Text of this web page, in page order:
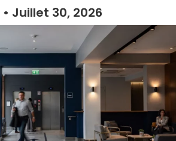
Juillet 30, 2026